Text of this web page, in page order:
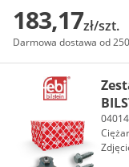
183,17zł/szt.
Darmowa dostawa od 250